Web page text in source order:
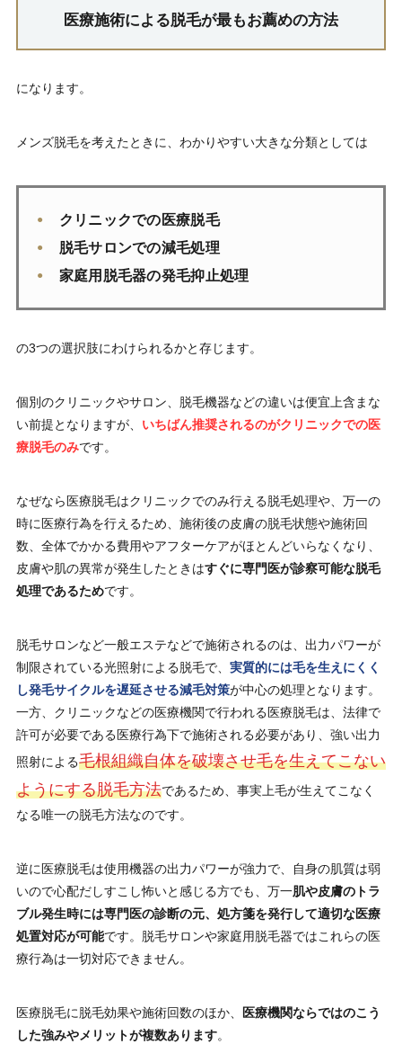
医療施術による脱毛が最もお薦めの方法
になります。
メンズ脱毛を考えたときに、わかりやすい大きな分類としては
クリニックでの医療脱毛
脱毛サロンでの減毛処理
家庭用脱毛器の発毛抑止処理
の3つの選択肢にわけられるかと存じます。
個別のクリニックやサロン、脱毛機器などの違いは便宜上含まな
い前提となりますが、 いちばん推奨されるのがクリニックでの医
療脱毛のみです。
なぜなら医療脱毛はクリニックでのみ行える脱毛処理や、万一の
時に医療行為を行えるため、施術後の皮膚の脱毛状態や施術回
数、全体でかかる費用やアフターケアがほとんどいらなくなり、
皮膚や肌の異常が発生したときはすぐに専門医が診察可能な脱毛
処理であるためです。
脱毛サロンなど一般エステなどで施術されるのは、出力パワーが
制限されている光照射による脱毛で、 実質的には毛を生えにくく
し発毛サイクルを遅延させる減毛対策が中心の処理となります。
一方、クリニックなどの医療機関で行われる医療脱毛は、法律で
許可が必要である医療行為下で施術される必要があり、強い出力
照射による毛根組織自体を破壊させ毛を生えてこない
ようにする脱毛方法であるため、事実上毛が生えてこなく
なる唯一の脱毛方法なのです。
逆に医療脱毛は使用機器の出力パワーが強力で、自身の肌質は弱
いので心配だしすこし怖いと感じる方でも、万一肌や皮膚のトラ
ブル発生時には専門医の診断の元、処方箋を発行して適切な医療
処置対応が可能です。脱毛サロンや家庭用脱毛器ではこれらの医
療行為は一切対応できません。
医療脱毛に脱毛効果や施術回数のほか、
医療機関ならではのこう
した強みやメリットが複数あります。